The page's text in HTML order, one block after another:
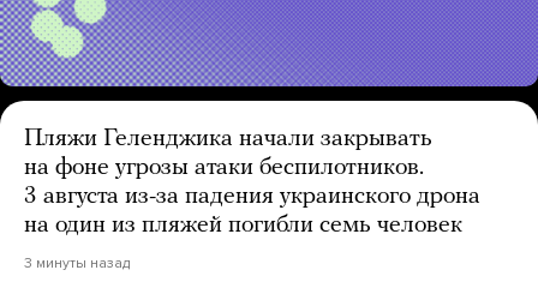
Пляжи Геленджика начали закрывать
на фоне угрозы атаки беспилотников.
3 августа из-за падения украинского дрона
на один из пляжей погибли семь человек
3 минуты назад